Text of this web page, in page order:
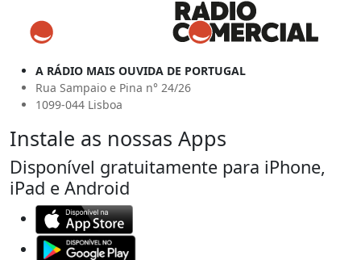
A RÁDIO MAIS OUVIDA DE PORTUGAL
Rua Sampaio e Pina n° 24/26
1099-044 Lisboa
Instale as nossas Apps
Disponível gratuitamente para iPhone,
iPad e Android